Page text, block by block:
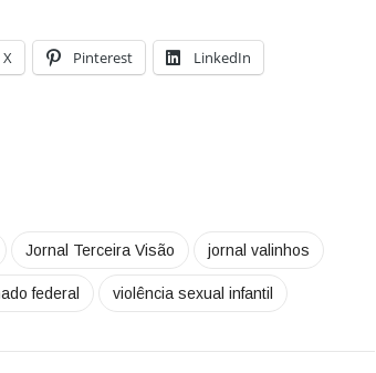
X Pinterest LinkedIn
Jornal Terceira Visão jornal valinhos
federal violência sexual infantil